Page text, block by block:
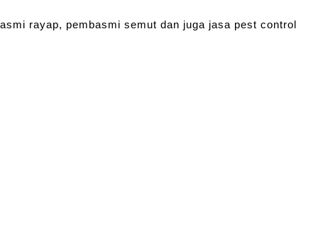
rayap, pembasmi semut dan juga jasa pest control